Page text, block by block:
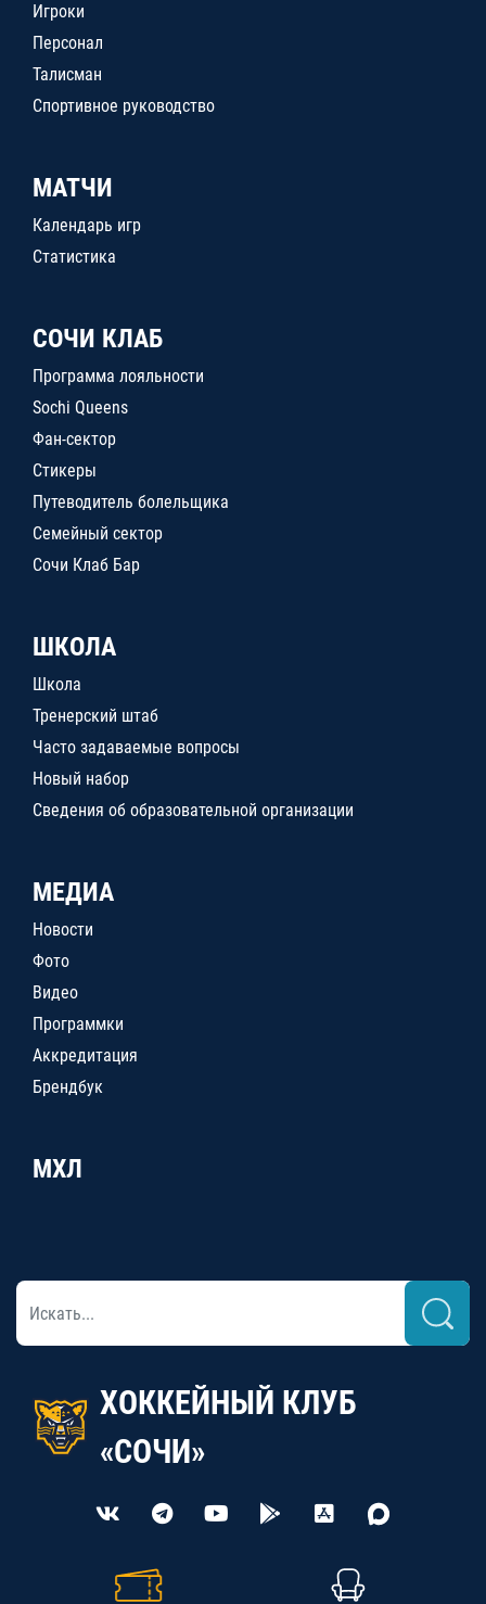
Игроки
Персонал
Талисман
Спортивное руководство
МАТЧИ
Календарь игр
Статистика
СОЧИ КЛАБ
Программа лояльности
Sochi Queens
Фан-сектор
Стикеры
Путеводитель болельщика
Семейный сектор
Сочи Клаб Бар
ШКОЛА
Школа
Тренерский штаб
Часто задаваемые вопросы
Новый набор
Сведения об образовательной организации
МЕДИА
Новости
Фото
Видео
Программки
Аккредитация
Брендбук
МХЛ
ХОККЕЙНЫЙ КЛУБ
«СОЧИ»